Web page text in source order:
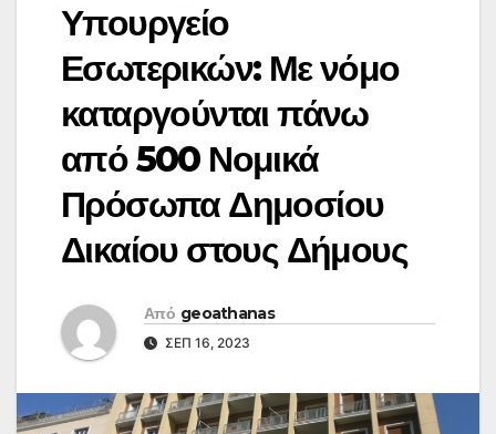
Υπουργείο
Εσωτερικών: Με νόμο
καταργούνται πάνω
από 500 Νομικά
Πρόσωπα Δημοσίου
Δικαίου στους Δήμους
Από geoathanas
ΣΕΠ 16, 2023